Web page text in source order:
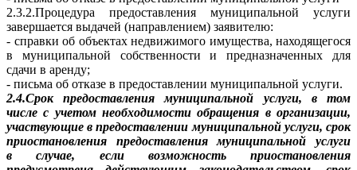
2.3.2.Процедура предоставления муниципальной услуги
завершается выдачей (направлением) заявителю:
- справки об объектах недвижимого имущества, находящегося
в муниципальной собственности и предназначенных для
сдачи в аренду;
- письма об отказе в предоставлении муниципальной услуги.
2.4.Срок предоставления муниципальной услуги, в том
числе с учетом необходимости обращения в организации,
участвующие в предоставлении муниципальной услуги, срок
приостановления предоставления муниципальной услуги
в случае, если возможность приостановления